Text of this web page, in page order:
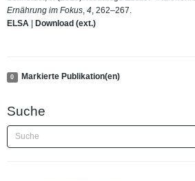
Ernährung im Fokus, 4, 262–267.
ELSA
Download (ext.)
0 Markierte Publikation(en)
Suche